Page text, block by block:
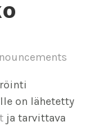
on lähetetty
ja tarvittava